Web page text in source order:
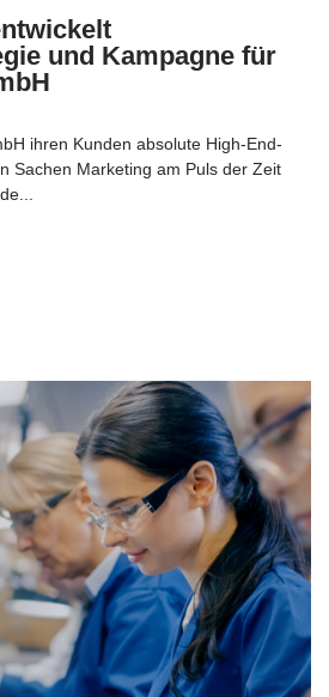
und Kampagne für
ihren Kunden absolute High-End-
Sachen Marketing am Puls der Zeit